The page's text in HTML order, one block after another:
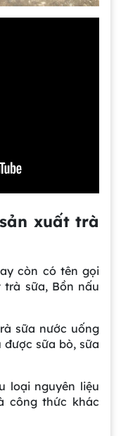
xuất trà
còn có tên gọi
sữa, Bồn nấu
sữa nước uống
sữa bò, sữa
loại nguyên liệu
công thức khác